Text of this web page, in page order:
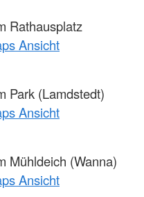
Rathausplatz
Ansicht
Park (Lamdstedt)
Ansicht
Mühldeich (Wanna)
Ansicht